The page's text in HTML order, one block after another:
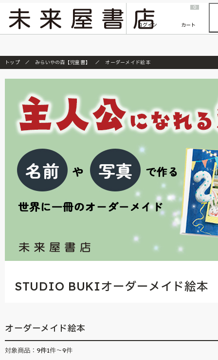
『ONE PIECE magazine 021 ONE PIECEカード付き同梱版』発売延期のご案内
ログイン
0
カート
トップ みらいやの森【児童書】 オーダーメイド絵本
STUDIO BUKIオーダーメイド絵本
オーダーメイド絵本
対象商品： 9件1件～9件